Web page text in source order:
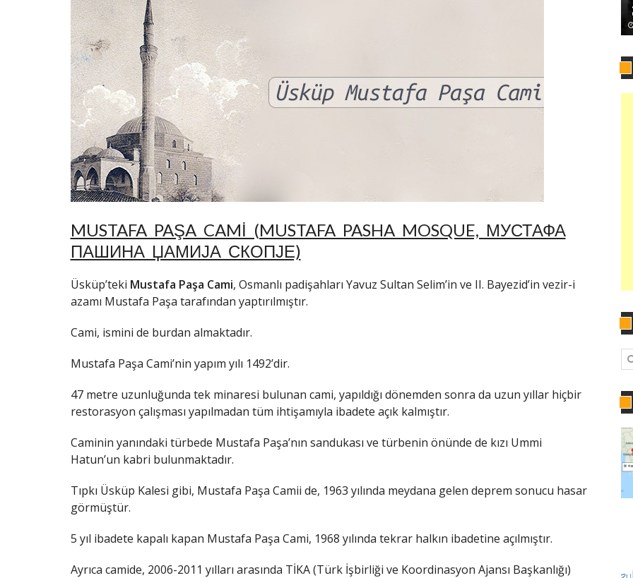
MUSTAFA PAŞA CAMI (MUSTAFA PASHA MOSQUE, МУСТАФА
ПАШИНА ЏАМИЈА СКОПЈЕ)
Üsküp’teki Mustafa Paşa Cami, Osmanlı padişahları Yavuz Sultan Selim’in ve II. Bayezid’in vezir-i
azamı Mustafa Paşa tarafından yaptırılmıştır.
Cami, ismini de burdan almaktadır.
Mustafa Paşa Cami’nin yapım yılı 1492’dir.
47 metre uzunluğunda tek minaresi bulunan cami, yapıldığı dönemden sonra da uzun yıllar hiçbir
restorasyon çalışması yapılmadan tüm ihtişamıyla ibadete açık kalmıştır.
Caminin yanındaki türbede Mustafa Paşa’nın sandukası ve türbenin önünde de kızı Ummi
Hatun’un kabri bulunmaktadır.
Tıpkı Üsküp Kalesi gibi, Mustafa Paşa Camii de, 1963 yılında meydana gelen deprem sonucu hasar
görmüştür.
5 yıl ibadete kapalı kapan Mustafa Paşa Cami, 1968 yılında tekrar halkın ibadetine açılmıştır.
Ayrıca camide, 2006-2011 yılları arasında TİKA (Türk İşbirliği ve Koordinasyon Ajansı Başkanlığı)